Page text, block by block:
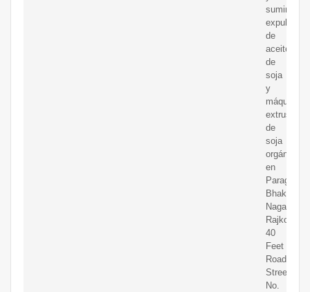
expulsores
de
aceite
de
soja
y
máquinas
extrusoras
de
soja
orgánica
en
Paraguay.
Bhakti
Nagar,
Rajkot
40
Feet
Road
Street
No.